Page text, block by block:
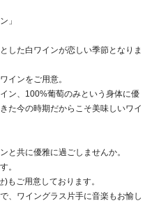
」
した白ワインが恋しい季節となりま
インをご用意。
ン、100%葡萄のみという身体に優
た今の時期だからこそ美味しいワイ
と共に優雅に過ごしませんか。
。
もご用意しております。
、ワイングラス片手に音楽もお愉し